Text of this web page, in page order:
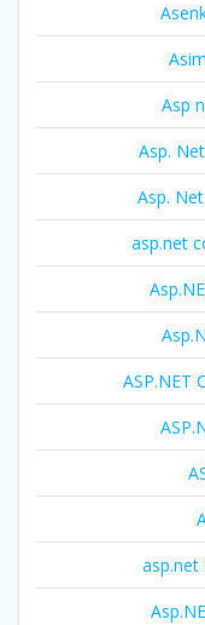
Asp
Asp.
Asp.
asp.net
ASP.NET
asp.net